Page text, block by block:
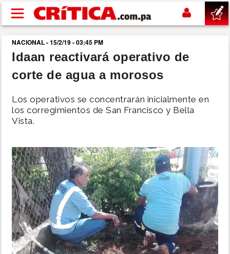
Pasar al contenido principal
buscar
SUCESOS
NACIONAL
SHOW
DEPORTES
MUNDO
INSÓLITAS
NACIONAL - 15/2/19 - 03:45 PM
Idaan reactivará operativo de
corte de agua a morosos
Los operativos se concentrarán inicialmente en
los corregimientos de San Francisco y Bella
Vista.